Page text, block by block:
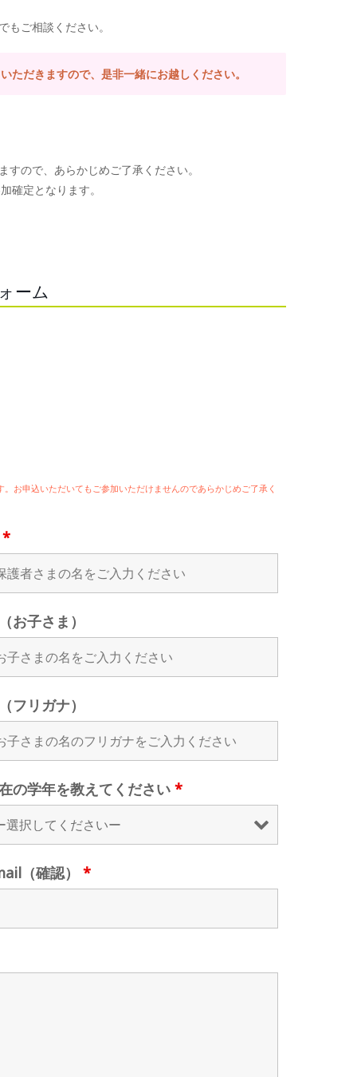
ご相談ください。
ただきますので、是非一緒にお越しください。
ので、あらかじめご了承ください。
確定となります。
ーム
お申込いただいてもご参加いただけませんのであらかじめご了承く
*
お子さま）
フリガナ）
の学年を教えてください*
（確認）*